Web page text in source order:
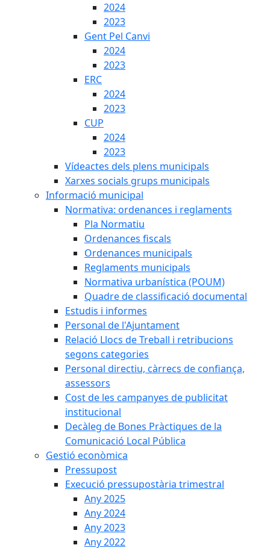
2024
2023
Gent Pel Canvi
2024
2023
ERC
2024
2023
CUP
2024
2023
Vídeactes dels plens municipals
Xarxes socials grups municipals
Informació municipal
Normativa: ordenances i reglaments
Pla Normatiu
Ordenances fiscals
Ordenances municipals
Reglaments municipals
Normativa urbanística (POUM)
Quadre de classificació documental
Estudis i informes
Personal de l'Ajuntament
Relació Llocs de Treball i retribucions
segons categories
Personal directiu, càrrecs de confiança,
assessors
Cost de les campanyes de publicitat
institucional
Decàleg de Bones Pràctiques de la
Comunicació Local Pública
Gestió econòmica
Pressupost
Execució pressupostària trimestral
Any 2025
Any 2024
Any 2023
Any 2022